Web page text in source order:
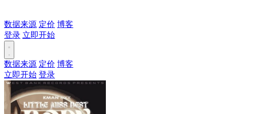
数据来源 定价 博客
登录 立即开始
数据来源 定价 博客
立即开始 登录